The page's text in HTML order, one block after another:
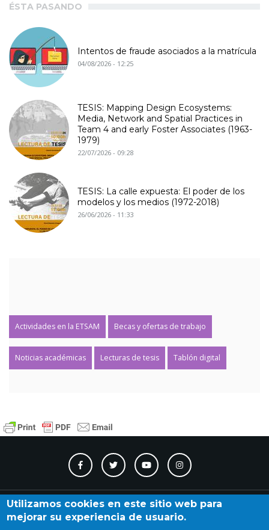
ÉSTA PASANDO
Intentos de fraude asociados a la matrícula
04/08/2026 - 12:25
TESIS: Mapping Design Ecosystems:
Media, Network and Spatial Practices in
Team 4 and early Foster Associates (1963-
1979)
22/07/2026 - 09:28
TESIS: La calle expuesta: El poder de los
modelos y los medios (1972-2018)
26/06/2026 - 11:33
Actividades en la ETSAM Becas y ofertas de trabajo
Noticias académicas Lecturas de tesis Tablón digital
Contacto Accesibilidad Directorio Calendario
Utilizamos cookies en este sitio web para
mejorar su experiencia de usuario.